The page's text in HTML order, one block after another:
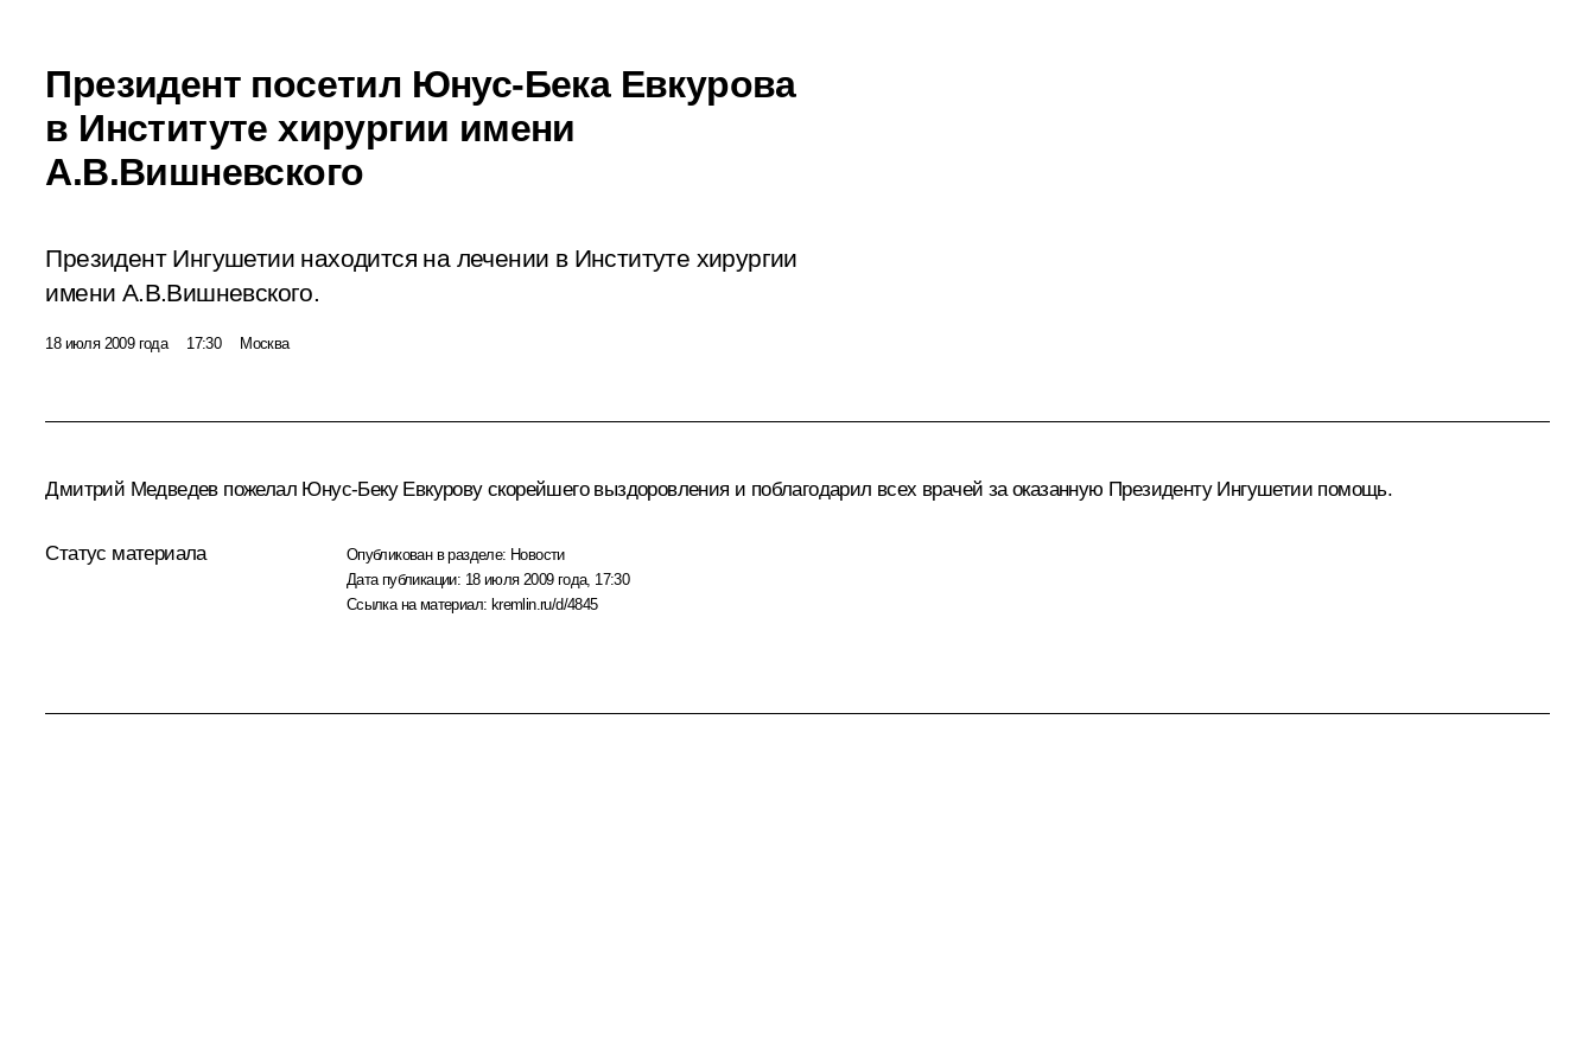
Президент посетил Юнус-Бека Евкурова
в Институте хирургии имени
А.В.Вишневского
Президент Ингушетии находится на лечении в Институте хирургии
имени А.В.Вишневского.
18 июля 2009 года 17:30 Москва
Дмитрий Медведев пожелал Юнус-Беку Евкурову скорейшего выздоровления и поблагодарил всех врачей за оказанную Президенту Ингушетии помощь.
Статус материала Опубликован в разделе: Новости
Дата публикации: 18 июля 2009 года, 17:30
Ссылка на материал: kremlin.ru/d/4845